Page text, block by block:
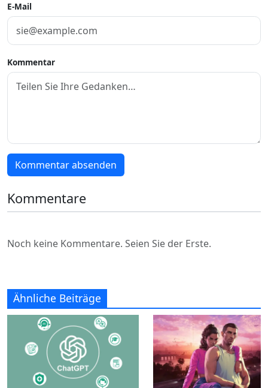
E-Mail
Kommentar
Kommentar absenden
Kommentare
Noch keine Kommentare. Seien Sie der Erste.
Ähnliche Beiträge